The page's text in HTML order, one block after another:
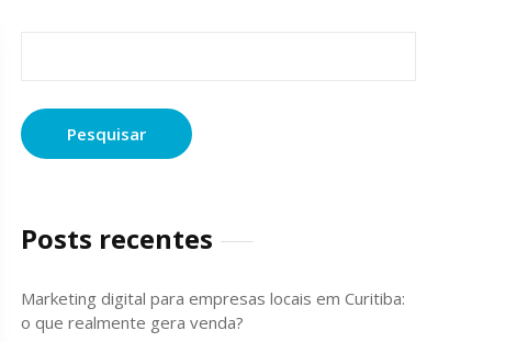
Posts recentes
Marketing digital para empresas locais em Curitiba:
o que realmente gera venda?